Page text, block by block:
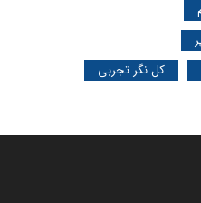
کل نگر تجربی